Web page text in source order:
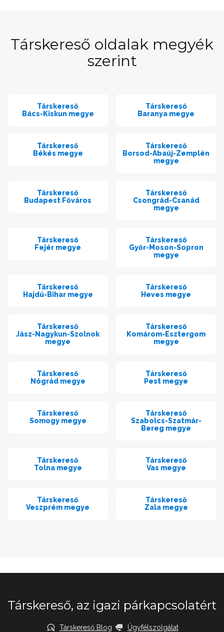
Társkereső oldalak megyék
szerint
Társkereső
Bács-Kiskun megye
Társkereső
Baranya megye
Társkereső
Békés megye
Társkereső
Borsod-Abaúj-Zemplén
megye
Társkereső
Budapest Főváros
Társkereső
Csongrád-Csanád
megye
Társkereső
Fejér megye
Társkereső
Győr-Moson-Sopron
megye
Társkereső
Hajdú-Bihar megye
Társkereső
Heves megye
Társkereső
Jász-Nagykun-Szolnok
megye
Társkereső
Komárom-Esztergom
megye
Társkereső
Nógrád megye
Társkereső
Pest megye
Társkereső
Somogy megye
Társkereső
Szabolcs-Szatmár-
Bereg megye
Társkereső
Tolna megye
Társkereső
Vas megye
Társkereső
Veszprém megye
Társkereső
Zala megye
Társkereső, az igazi párkapcsolatért
Társkereső Blog Ügyfélszolgálat